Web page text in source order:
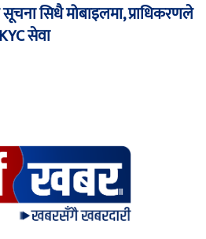
सिधै मोबाइलमा, प्राधिकरणले
सेवा